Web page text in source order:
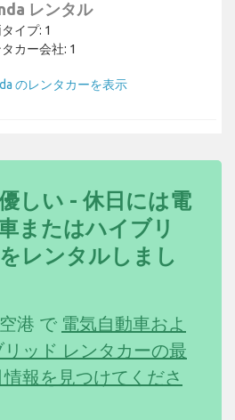
レンタル
イプ: 1
カー会社: 1
のレンタカーを表示
しい - 休日には電
またはハイブリ
レンタルしまし
港 で 電気自動車およ
ッド レンタカーの最
報を見つけてくださ